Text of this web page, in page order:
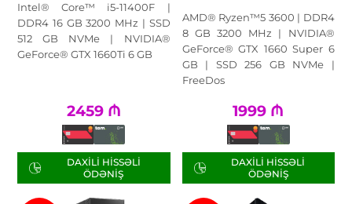
Intel® Core™ i5-11400F |
DDR4 16 GB 3200 MHz | SSD
512 GB NVMe | NVIDIA®
GeForce® GTX 1660Ti 6 GB
2459 ₼
DAXILI HISSƏLI
ÖDƏNIŞ
AMD® Ryzen™5 3600 | DDR4
8 GB 3200 MHz | NVIDIA®
GeForce® GTX 1660 Super 6
GB | SSD 256 GB NVMe |
FreeDos
1999 ₼
DAXILI HISSƏLI
ÖDƏNIŞ